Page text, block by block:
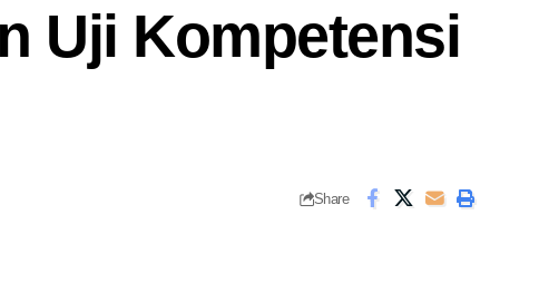
Uji Kompetensi
Share